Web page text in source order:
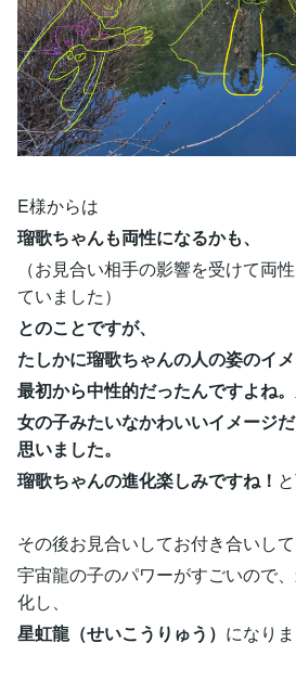
E様からは
瑠歌ちゃんも両性になるかも、
（お見合い相手の影響を受けて両
ていました）
とのことですが、
たしかに瑠歌ちゃんの人の姿のイ
最初から中性的だったんですよね。
女の子みたいなかわいいイメージ
思いました。
瑠歌ちゃんの進化楽しみですね！
その後お見合いしてお付き合いし
宇宙龍の子のパワーがすごいので
化し、
星虹龍（せいこうりゅう） になりま